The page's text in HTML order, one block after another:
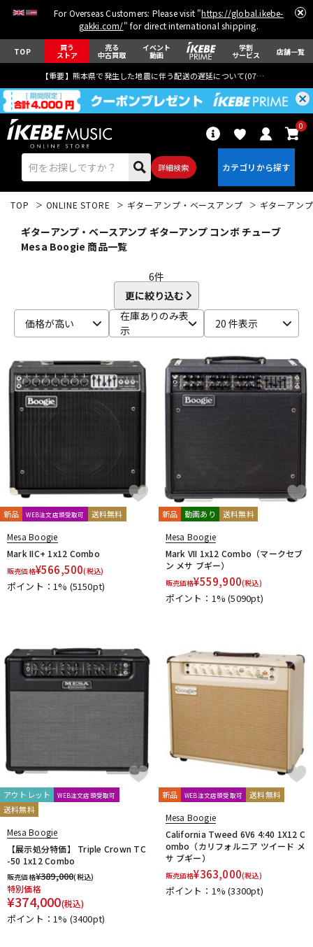
For Overseas Customers: Please visit "https://global.ikebe-
gakki.com/" for direct international shipping.
TOP 買う
ストア
売る
中古買取
イベント
動画
学割
サービス 店舗一覧
【重要】熊本県で発生した地震に伴う配送の遅延について(07月29日
詳細検索
0
ベース ウクレレ
ドラム パーカッション
管楽器 その他楽器
エフェクター
DJ機器 DTM
配信/ライブ機器 楽器アクセサリ
ヴィンテージ
TOP ONLINE STORE ギターアンプ・ベースアンプ ギターアンプ
ギターアンプ・ベースアンプ ギターアンプ コンボ チューブ
Mesa Boogie 商品一覧
6件
更に絞り込む
価格が高い
在庫ありのみ表
示
20 件表示
新品 WEB注文店頭受取可 送料無料
Mesa Boogie
Mark IIC+ 1x12 Combo
販売価格¥566,500(税込)
ポイント：1% (5150pt)
新品 動画あり 送料無料
Mesa Boogie
Mark VII 1x12 Combo（マークセブ
ン メサ ブギー）
販売価格¥559,900(税込)
ポイント：1%(5090pt)
アウトレット WEB注文店頭受取可
送料無料
Mesa Boogie
【展示処分特価】 Triple Crown TC
-50 1x12 Combo
販売価格¥389,000(税込)
特別価格
¥374,000(税込)
ポイント：1% (3400pt)
新品 WEB注文店頭受取可 送料無料
Mesa Boogie
California Tweed 6V6 4:40 1X12 C
ombo（カリフォルニア ツイード メ
サ ブギー）
販売価格¥363,000(税込)
ポイント：1%(3300pt)